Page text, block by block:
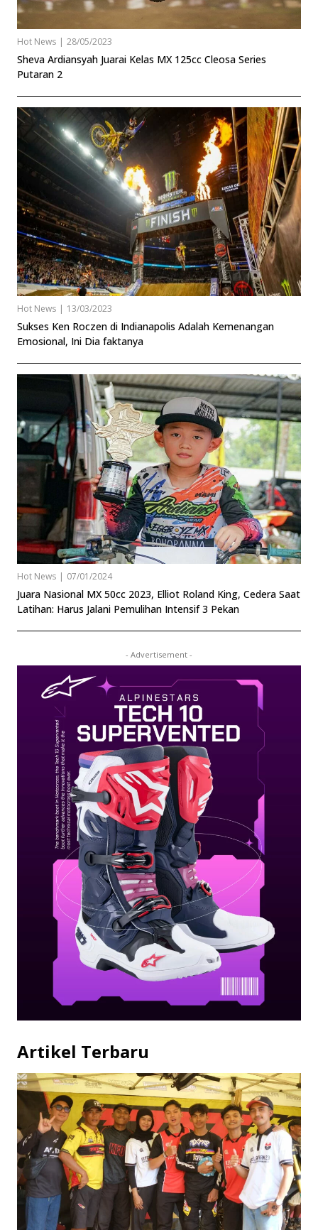
Hot News | 28/05/2023
Sheva Ardiansyah Juarai Kelas MX 125cc Cleosa Series
Putaran 2
Hot News | 13/03/2023
Sukses Ken Roczen di Indianapolis Adalah Kemenangan
Emosional, Ini Dia faktanya
Hot News | 07/01/2024
Juara Nasional MX 50cc 2023, Elliot Roland King, Cedera Saat
Latihan: Harus Jalani Pemulihan Intensif 3 Pekan
- Advertisement -
Artikel Terbaru